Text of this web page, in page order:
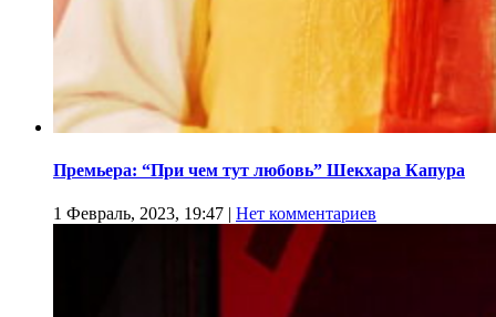
Премьера: “При чем тут любовь” Шекхара Капура
1 Февраль, 2023, 19:47 | Нет комментариев